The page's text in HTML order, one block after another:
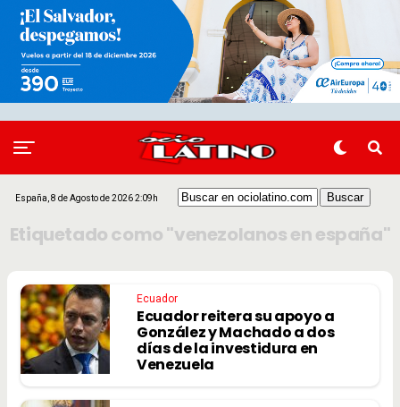
España, 8 de Agosto de 2026 2:09h
Etiquetado como "venezolanos en españa"
Ecuador
Ecuador reitera su apoyo a
González y Machado a dos
días de la investidura en
Venezuela